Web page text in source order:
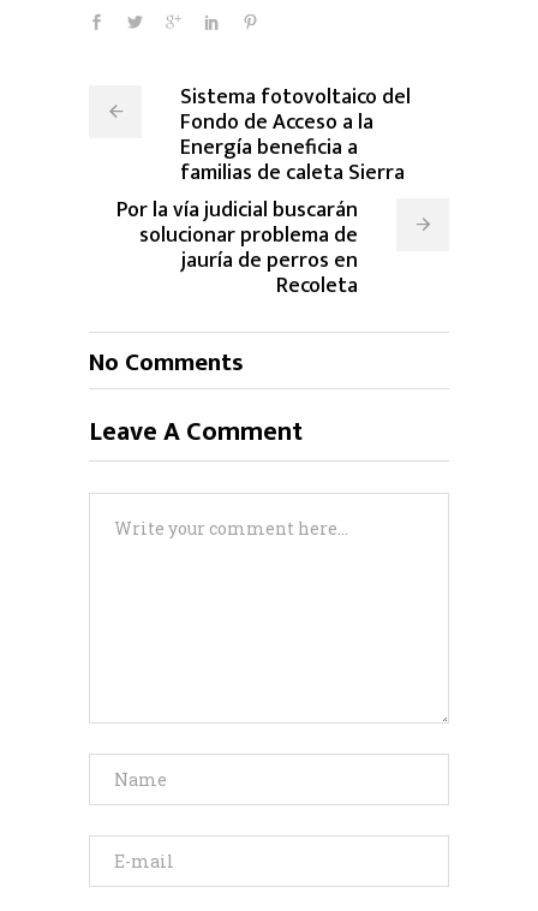
Sistema fotovoltaico del
Fondo de Acceso a la
Energía beneficia a
familias de caleta Sierra
Por la vía judicial buscarán
solucionar problema de
jauría de perros en
Recoleta
No Comments
Leave A Comment